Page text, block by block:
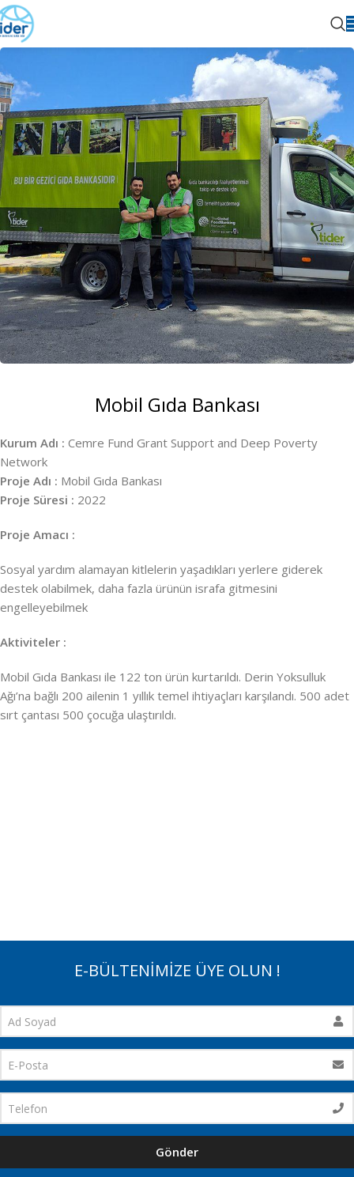
Mobil Gıda Bankası
Kurum Adı : Cemre Fund Grant Support and Deep Poverty
Network
Proje Adı : Mobil Gıda Bankası
Proje Süresi : 2022
Proje Amacı :
Sosyal yardım alamayan kitlelerin yaşadıkları yerlere giderek
destek olabilmek, daha fazla ürünün israfa gitmesini
engelleyebilmek
Aktiviteler :
Mobil Gıda Bankası ile 122 ton ürün kurtarıldı. Derin Yoksulluk
Ağı’na bağlı 200 ailenin 1 yıllık temel ihtiyaçları karşılandı. 500 adet
sırt çantası 500 çocuğa ulaştırıldı.
E-BÜLTENİMİZE ÜYE OLUN !
Gönder